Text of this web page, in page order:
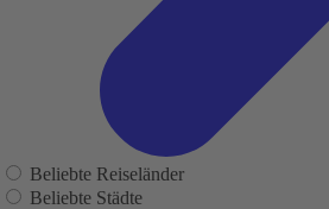
Beliebte Reiseländer
Beliebte Städte